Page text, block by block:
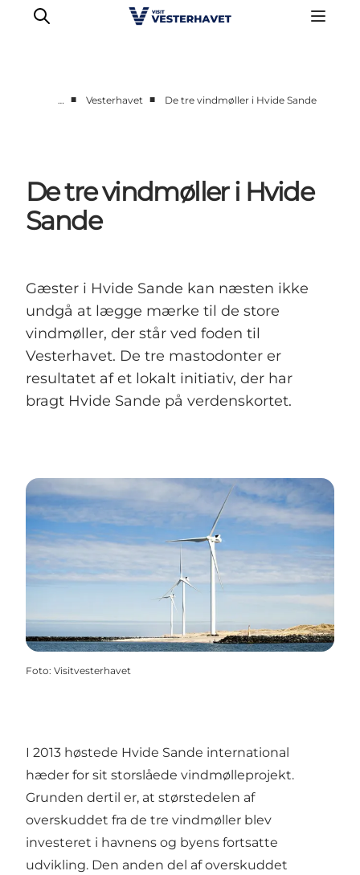
Vores Byer
Mad & Overnatning
Køb billet
… ■ Vesterhavet ■ De tre vindmøller i Hvide Sande
De tre vindmøller i Hvide
Sande
Gæster i Hvide Sande kan næsten ikke
undgå at lægge mærke til de store
vindmøller, der står ved foden til
Vesterhavet. De tre mastodonter er
resultatet af et lokalt initiativ, der har
bragt Hvide Sande på verdenskortet.
Foto: Visitvesterhavet
I 2013 høstede Hvide Sande international
hæder for sit storslåede vindmølleprojekt.
Grunden dertil er, at størstedelen af
overskuddet fra de tre vindmøller blev
investeret i havnens og byens fortsatte
udvikling. Den anden del af overskuddet